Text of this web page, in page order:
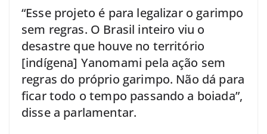
“Esse projeto é para legalizar o garimpo
sem regras. O Brasil inteiro viu o
desastre que houve no território
[indígena] Yanomami pela ação sem
regras do próprio garimpo. Não dá para
ficar todo o tempo passando a boiada”,
disse a parlamentar.